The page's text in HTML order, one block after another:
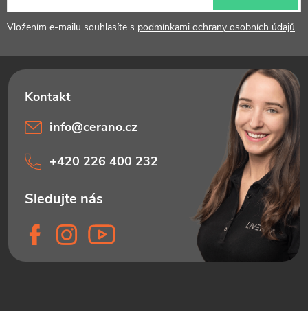
Vložením e-mailu souhlasíte s podmínkami ochrany osobních údajů
info@cerano.cz
+420 226 400 232